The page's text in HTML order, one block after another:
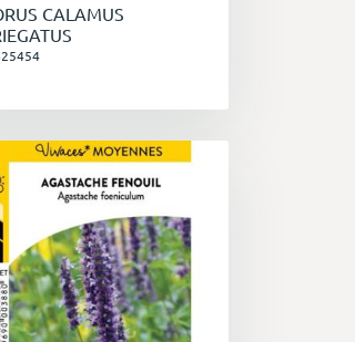
CALAMUS